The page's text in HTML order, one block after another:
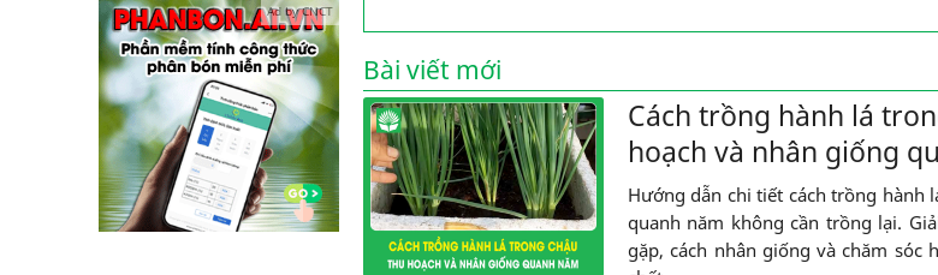
Bài viết mới
Cách trồng hành lá
hoạch và nhân giống
Hướng dẫn chi tiết cách trồng hành
quanh năm không cần trồng lại.
gặp, cách nhân giống và chăm sóc
Ad by CNCT